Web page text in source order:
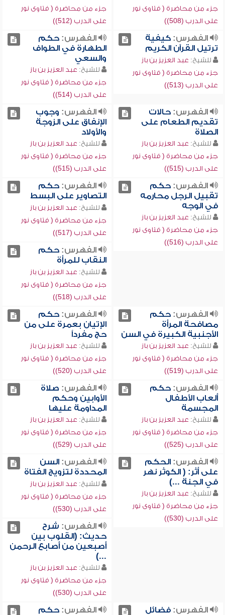
جزء من محاضرة ( فتاوى نور
على الدرب (508))
جزء من محاضرة ( فتاوى نور
على الدرب (512))
الفهرس:كيفية
ترتيل القرآن الكريم
للشيخ: عبد العزيز بن باز
جزء من محاضرة ( فتاوى نور
على الدرب (513))
الفهرس:حكم
الطهارة في الطواف
والسعي
للشيخ: عبد العزيز بن باز
جزء من محاضرة ( فتاوى نور
على الدرب (514))
الفهرس:حالات
تقديم الطعام على
الصلاة
للشيخ: عبد العزيز بن باز
جزء من محاضرة ( فتاوى نور
على الدرب (515))
الفهرس: وجوب
الإنفاق على الزوجة
والأولاد
للشيخ: عبد العزيز بن باز
جزء من محاضرة ( فتاوى نور
على الدرب (515))
الفهرس:حكم
تقبيل الرجل محارمه
في الوجه
للشيخ: عبد العزيز بن باز
جزء من محاضرة ( فتاوى نور
على الدرب (516))
الفهرس:حكم
التصاوير على البسط
للشيخ: عبد العزيز بن باز
جزء من محاضرة ( فتاوى نور
على الدرب (517))
الفهرس:حكم
النقاب للمرأة
للشيخ: عبد العزيز بن باز
جزء من محاضرة ( فتاوى نور
على الدرب (518))
الفهرس:حكم
مصافحة المرأة
الأجنبية الكبيرة في السن
للشيخ: عبد العزيز بن باز
جزء من محاضرة ( فتاوى نور
على الدرب (519))
الفهرس:حكم
الإتيان بعمرة على من
حج مفرداً
للشيخ: عبد العزيز بن باز
جزء من محاضرة ( فتاوى نور
على الدرب (520))
الفهرس:حكم
ألعاب الأطفال
المجسمة
للشيخ: عبد العزيز بن باز
جزء من محاضرة ( فتاوى نور
على الدرب (525))
الفهرس: صلاة
الأوابين وحكم
المداومة عليها
للشيخ: عبد العزيز بن باز
جزء من محاضرة ( فتاوى نور
على الدرب (529))
الفهرس:الحكم
على أثر: ( الكوثر نهر
في الجنة ...)
للشيخ: عبد العزيز بن باز
جزء من محاضرة ( فتاوى نور
على الدرب (530))
الفهرس:السن
المحددة لتزويج الفتاة
للشيخ: عبد العزيز بن باز
جزء من محاضرة ( فتاوى نور
على الدرب (530))
الفهرس: شرح
حديث: (القلوب بين
أصبعين من أصابع الرحمن
...)
للشيخ: عبد العزيز بن باز
جزء من محاضرة ( فتاوى نور
على الدرب (530))
الفهرس:فضائل
الفهرس:حكم